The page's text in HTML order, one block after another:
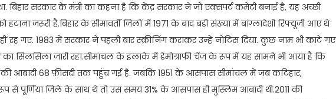
बिहार सरकार के मंत्री का कहना है कि केंद्र सरकार ने जो एक्सपर्ट कमेटी बनाई है, यह अच्छी
जरूरी है.बिहार के सीमावर्ती जिलों में 1971 के बाद बड़ी संख्या में बांग्लादेशी रिफ्यूजी आए थे
रह गए. 1983 में सरकार ने पहली बार स्क्रीनिंग कराकर उन्हें नोटिस दिया. कुछ नाम भी काटे गए
सिलसिला जारी रहा.सीमांचल के इलाके में डेमोग्राफी चेंज के रूप में यह सामने भी आया है कि
आबादी 68 फ़ीसदी तक पहुंच गई है. जबकि 1951 के आसपास सीमांचल में जब कटिहार,
से पूर्णिया जिले के साथ थे तो उस समय 31% के आसपास ही मुस्लिम आबादी थी.2011 की